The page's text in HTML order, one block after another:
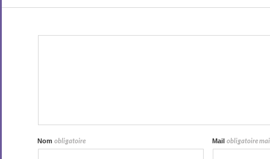
Nomobligatoire Mailobligatoire